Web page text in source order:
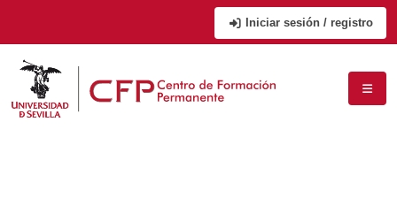
Iniciar sesión / registro